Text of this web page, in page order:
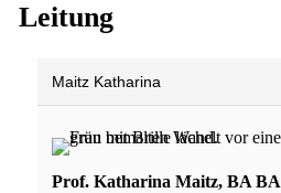
Leitung
Maitz Katharina
Prof. Katharina Maitz, BA